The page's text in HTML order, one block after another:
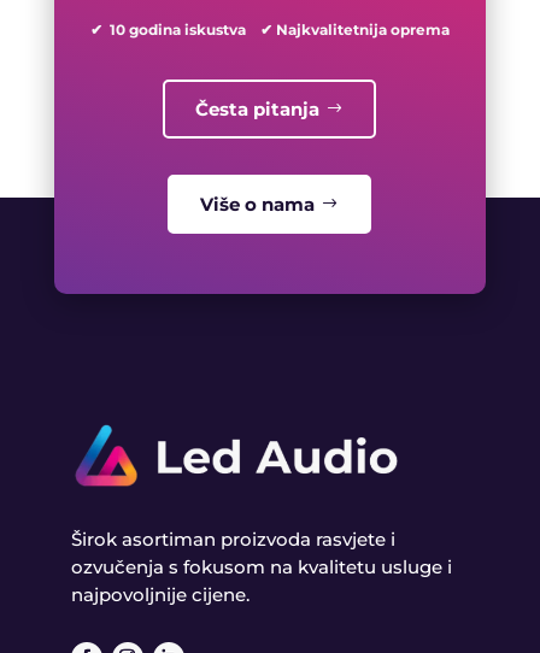
✔ 10 godina iskustva ✔ Najkvalitetnija oprema
Česta pitanja
Više o nama
Širok asortiman proizvoda rasvjete i
ozvučenja s fokusom na kvalitetu usluge i
najpovoljnije cijene.